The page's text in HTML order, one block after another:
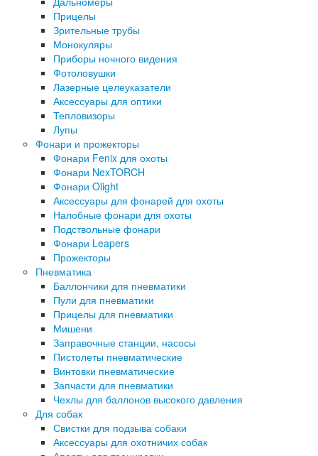
Прицелы
Зрительные трубы
Монокуляры
Приборы ночного видения
Фотоловушки
Лазерные целеуказатели
Аксессуары для оптики
Тепловизоры
Лупы
Фонари и прожекторы
Фонари Fenix для охоты
Фонари NexTORCH
Фонари Olight
Аксессуары для фонарей для охоты
Налобные фонари для охоты
Подствольные фонари
Фонари Leapers
Прожекторы
Пневматика
Баллончики для пневматики
Пули для пневматики
Прицелы для пневматики
Мишени
Заправочные станции, насосы
Пистолеты пневматические
Винтовки пневматические
Запчасти для пневматики
Чехлы для баллонов высокого давления
Для собак
Свистки для подзыва собаки
Аксессуары для охотничих собак